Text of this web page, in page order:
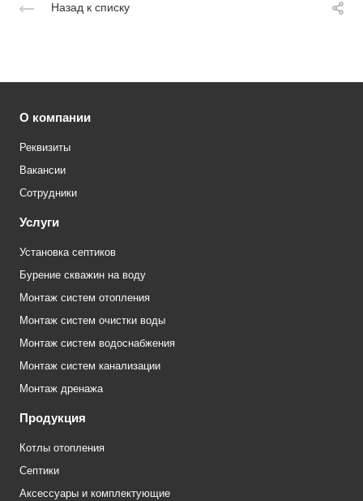
Назад к списку
О компании
Реквизиты
Вакансии
Сотрудники
Услуги
Установка септиков
Бурение скважин на воду
Монтаж систем отопления
Монтаж систем очистки воды
Монтаж систем водоснабжения
Монтаж систем канализации
Монтаж дренажа
Продукция
Котлы отопления
Септики
Аксессуары и комплектующие